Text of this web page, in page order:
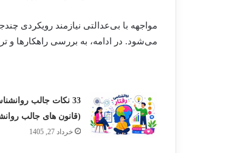
مواجهه با بی‌عدالتی نیازمند رویکردی
می‌شود. در ادامه، به بررسی راهکارها و
33 نکات جالب
(قانون های جالب
خرداد 27, 1405